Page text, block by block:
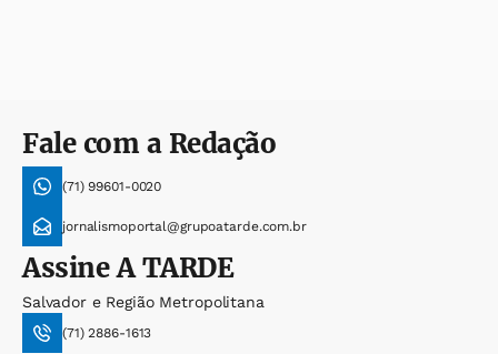
Fale com a Redação
(71) 99601-0020
jornalismoportal@grupoatarde.com.br
AssineA TARDE
Salvador e Região Metropolitana
(71) 2886-1613